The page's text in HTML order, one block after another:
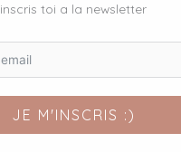
inscris toi a la newsletter
JE M'INSCRIS :)